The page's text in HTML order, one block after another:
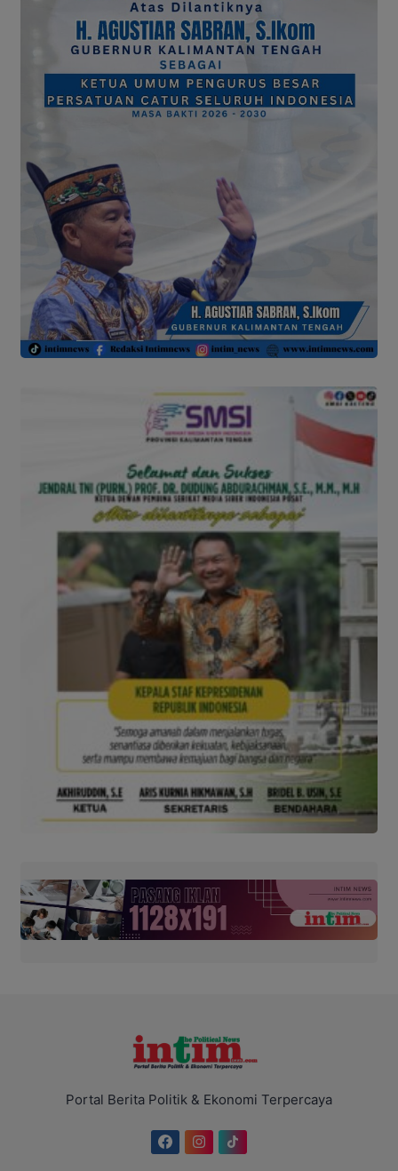
Portal Berita Politik & Ekonomi Terpercaya